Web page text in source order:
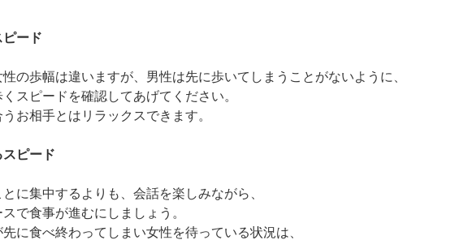
ード
の歩幅は違いますが、男性は先に歩いてしまうことがないように、
スピードを確認してあげてください。
お相手とはリラックスできます。
ピード
に集中するよりも、会話を楽しみながら、
で食事が進むにしましょう。
先に食べ終わってしまい女性を待っている状況は、